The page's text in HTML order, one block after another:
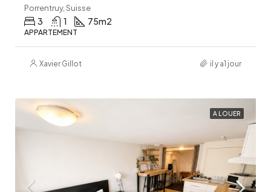
Porrentruy, Suisse
3 1 75m2
APPARTEMENT
Xavier Gillot il y a1 jour
A LOUER